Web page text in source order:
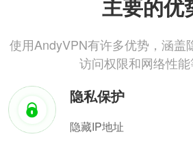
主要的优
使用AndyVPN有许多优势，涵盖
访问权限和网络性
隐私保护
隐藏IP地址